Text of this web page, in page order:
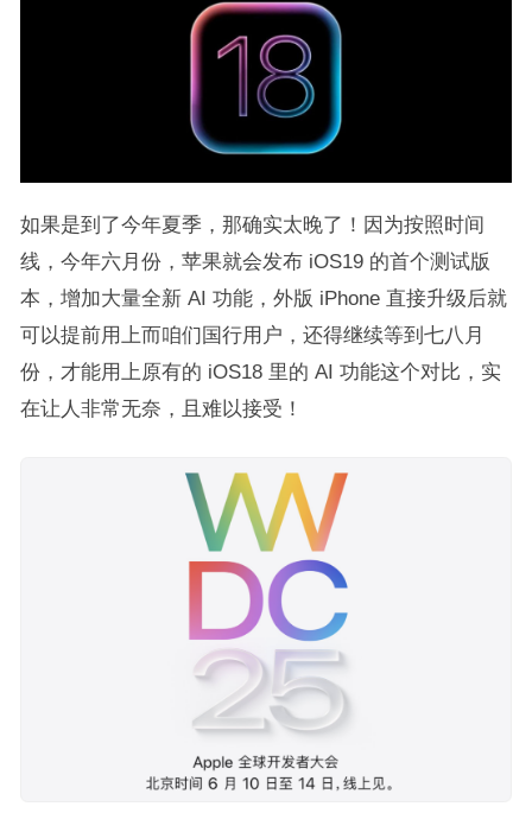
如果是到了今年夏季，那确实太晚了！因为按照时间
线，今年六月份，苹果就会发布 iOS19 的首个测试版
本，增加大量全新 AI 功能，外版 iPhone 直接升级后就
可以提前用上而咱们国行用户，还得继续等到七八月
份，才能用上原有的 iOS18 里的 AI 功能这个对比，实
在让人非常无奈，且难以接受！